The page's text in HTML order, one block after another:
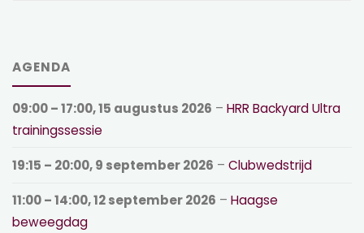
AGENDA
09:00– 17:00,15 augustus 2026 –HRR Backyard Ultra
trainingssessie
19:15 – 20:00,9 september 2026 –Clubwedstrijd
11:00– 14:00,12 september 2026 –Haagse
beweegdag